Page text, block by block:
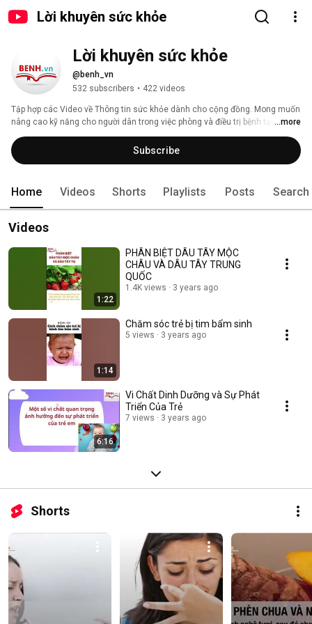
Lời khuyên sức khỏe
Lời khuyên sức khỏe
@benh_vn
532 subscribers • 422 videos
Tập hợp các Video về Thông tin sức khỏe dành cho cộng đồng. Mong muốn
nâng cao kỹ năng cho người dân trong việc phòng và điều trị bệnh tại nhà,
nhất là các bệnh lý thông thường với những phương pháp đơn giản.
...more
Subscribe
Home Videos Shorts Playlists Posts Search
Videos
1:22
PHÂN BIỆT DÂU TÂY MỘC
CHÂU VÀ DÂU TÂY TRUNG
QUỐC
1.4K views 3 years ago
1:14
Chăm sóc trẻ bị tim bẩm sinh
5 views 3 years ago
6:16
Vi Chất Dinh Dưỡng và Sự Phát
Triển Của Trẻ
7 views 3 years ago
Shorts